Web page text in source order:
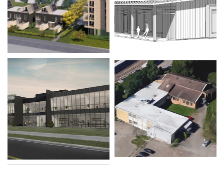
Thon Hotell Haukerødtunet
Lindeman Kroken Barnehage